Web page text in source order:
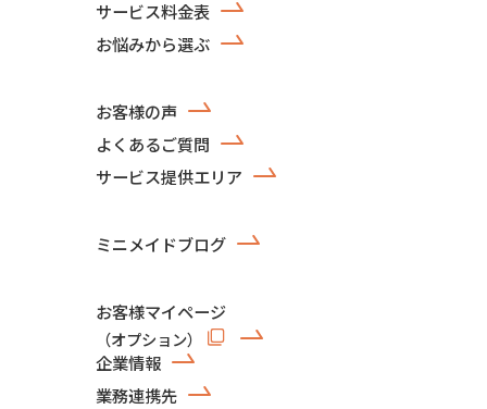
サービス料金表
お悩みから選ぶ
お客様の声
よくあるご質問
サービス提供エリア
ミニメイドブログ
お客様マイページ
（オプション）
企業情報
業務連携先